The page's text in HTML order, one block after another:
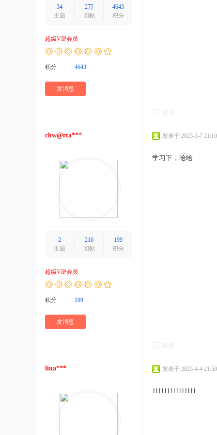
34
主题
2万
回帖
4643
积分
超级VIP会员
积分 4643
发消息
chw@rta***
2
主题
216
回帖
199
积分
超级VIP会员
积分 199
发消息
发表于 2025-3-7
学习下，哈哈
liua*** 发表于 2025-4-4
111111111111111